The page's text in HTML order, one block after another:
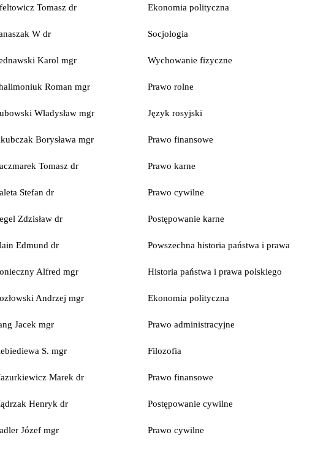
Tomasz dr Ekonomia polityczna
W dr Socjologia
Karol mgr Wychowanie fizyczne
Roman mgr Prawo rolne
Władysław mgr Język rosyjski
Borysława mgr Prawo finansowe
Tomasz dr Prawo karne
Stefan dr Prawo cywilne
Zdzisław dr Postępowanie karne
Edmund dr Powszechna historia państwa i prawa
Alfred mgr Historia państwa i prawa polskiego
Andrzej mgr Ekonomia polityczna
Jacek mgr Prawo administracyjne
S. mgr Filozofia
Marek dr Prawo finansowe
Henryk dr Postępowanie cywilne
Józef mgr Prawo cywilne